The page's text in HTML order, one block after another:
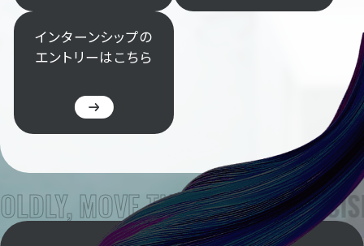
インターンシップの
エントリーはこちら
MOVE THE WORLD.